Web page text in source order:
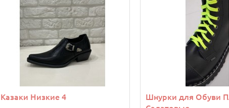
Казаки Низкие 4
Шнурки для Обуви